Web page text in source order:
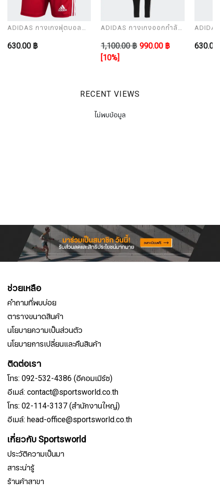
ADIDAS กางเกงฟุตบอล
630.00 ฿
ADIDAS กางเกงออกกำลัง
1,100.00 ฿ 990.00 ฿
[10%]
RECENT VIEWS
ไม่พบข้อมูล
ช่วยเหลือ
คำถามที่พบบ่อย
ตารางขนาดสินค้า
นโยบายความเป็นส่วนตัว
นโยบายการเปลี่ยนและคืนสินค้า
ติดต่อเรา
โทร: 092-532-4386 (อีคอมเมิร์ซ)
อีเมล์: contact@sportsworld.co.th
โทร: 02-114-3137 (สำนักงานใหญ่)
อีเมล์: head-office@sportsworld.co.th
เกี่ยวกับ Sportsworld
ประวัติความเป็นมา
สาระน่ารู้
ร้านค้าสาขา